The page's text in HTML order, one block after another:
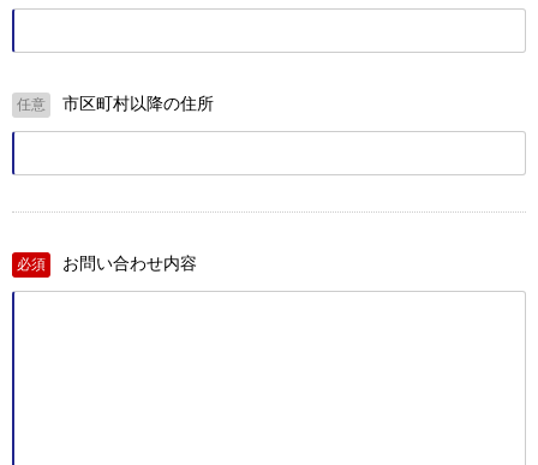
任意 市区町村以降の住所
必須 お問い合わせ内容